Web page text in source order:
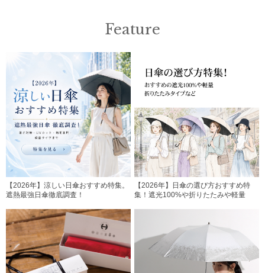
Feature
【2026年】涼しい日傘おすすめ特集。
遮熱最強日傘徹底調査！
【2026年】日傘の選び方おすすめ特
集！遮光100%や折りたたみや軽量